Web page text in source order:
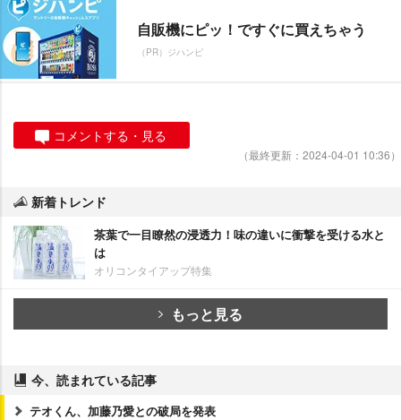
自販機にピッ！ですぐに買えちゃう
（PR）ジハンピ
コメントする・見る
（最終更新：2024-04-01 10:36）
新着トレンド
茶葉で一目瞭然の浸透力！味の違いに衝撃を受ける水と
は
オリコンタイアップ特集
もっと見る
今、読まれている記事
テオくん、加藤乃愛との破局を発表